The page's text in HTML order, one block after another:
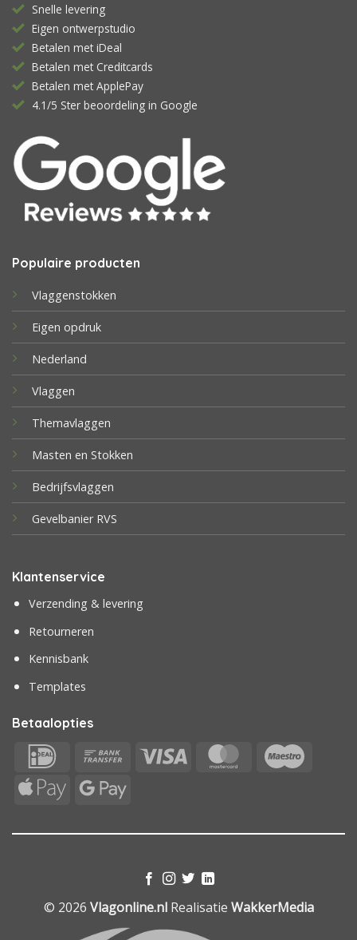
Snelle levering
Eigen ontwerpstudio
Betalen met iDeal
Betalen met Creditcards
Betalen met ApplePay
4.1/5 Ster beoordeling in Google
Populaire producten
Vlaggenstokken
Eigen opdruk
Nederland
Vlaggen
Themavlaggen
Masten en Stokken
Bedrijfsvlaggen
Gevelbanier RVS
Klantenservice
Verzending & levering
Retourneren
Kennisbank
Templates
Betaalopties
IDeal
Bank
Visa MasterCard
Apple
Google
© 2026 Vlagonline.nlRealisatie WakkerMedia